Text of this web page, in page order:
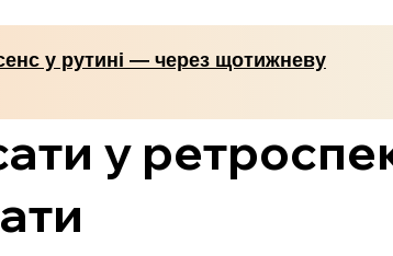
у рутині — через щотижневу
у